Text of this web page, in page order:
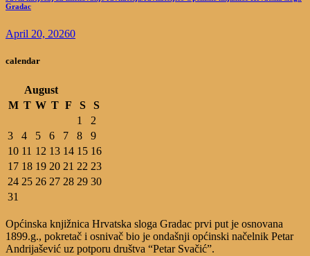
Gradac
April 20, 20260
calendar
August
M T W T F S
S
1
2
3
4 5 6 7 8
9
10 11 12 13 14 15 16
17 18 19 20 21 22 23
24 25 26 27 28 29 30
31
Općinska knjižnica Hrvatska sloga Gradac prvi put je osnovana
1899.g., pokretač i osnivač bio je ondašnji općinski načelnik Petar
Andrijašević uz potporu društva “Petar Svačić”.